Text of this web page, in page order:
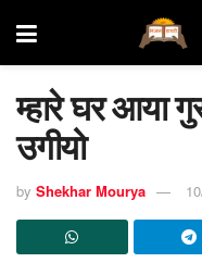
म्हारे घर आया
उगीयो
by Shekhar Mourya